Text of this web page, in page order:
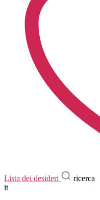
Lista dei desideri
ricerca
it